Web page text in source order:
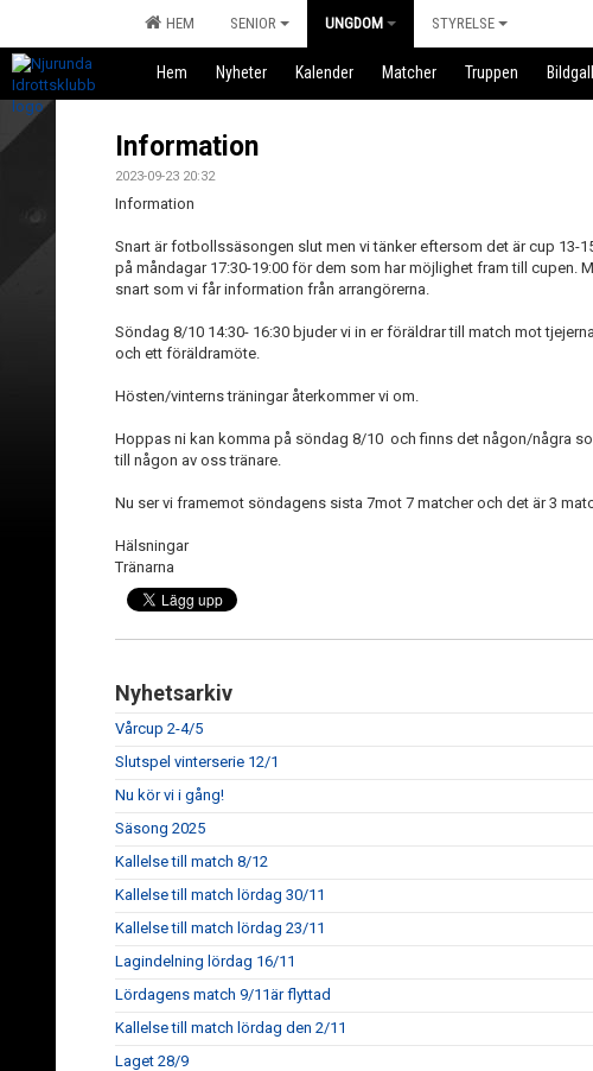
HEM SENIOR UNGDOM STYRELSE
Hem Nyheter Kalender Matcher Truppen
Information
2023-09-23 20:32
Information
Snart är fotbollssäsongen slut men vi tänker eftersom det är cup 13-
på måndagar 17:30-19:00 för dem som har möjlighet fram till cupen.
snart som vi får information från arrangörerna.
Söndag 8/10 14:30- 16:30 bjuder vi in er föräldrar till match mot
och ett föräldramöte.
Hösten/vinterns träningar återkommer vi om.
Hoppas ni kan komma på söndag 8/10 och finns det någon/några
till någon av oss tränare.
Nu ser vi framemot söndagens sista 7mot 7 matcher och det är 3
Hälsningar
Tränarna
Nyhetsarkiv
Vårcup 2-4/5
Slutspel vinterserie 12/1
Nu kör vi i gång!
Säsong 2025
Kallelse till match 8/12
Kallelse till match lördag 30/11
Kallelse till match lördag 23/11
Lagindelning lördag 16/11
Lördagens match 9/11är flyttad
Kallelse till match lördag den 2/11
Laget 28/9